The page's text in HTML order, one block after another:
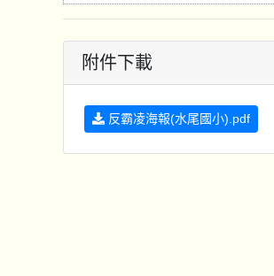
附件下載
反霸凌海報(水尾國小).pdf